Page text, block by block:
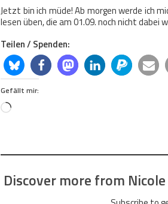
Jetzt bin ich müde! Ab morgen werde ich
lesen üben, die am 01.09. noch nicht dabei
Teilen / Spenden:
Gefällt mir:
Loading…
Discover more from